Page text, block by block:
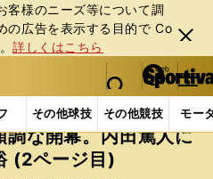
客様のニーズ等について調
の広告を表⽰する⽬的で Co
詳しくはこちら
閉じ
る
web Sportiva (webスポルティーバ)
検索
マイペ
ー
ジ
メニュ
その他球技 その他競技 モー
海外サッカー 海外サッカー
調な開幕。内田篤人に
(2ページ目)